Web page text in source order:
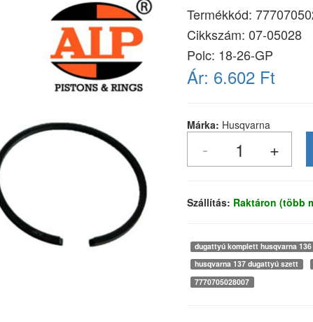
Termékkód:
Cikkszám: 07-05028
Polc: 18-26-GP
Ár: 6.602 Ft
Márka: Husqvarna
Szállítás: Raktáron (több
dugattyú komplett husqvarna 136
husqvarna 137 dugattyú szett
7770705028007